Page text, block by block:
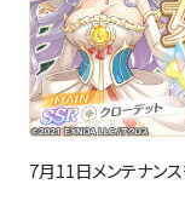
7月11日メンテナンス